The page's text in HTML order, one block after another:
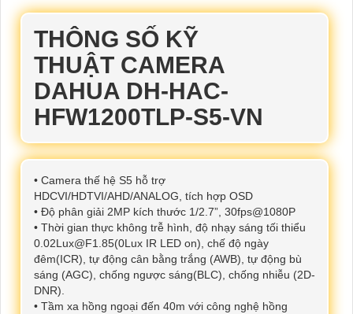
THÔNG SỐ KỸ
THUẬT CAMERA
DAHUA DH-HAC-
HFW1200TLP-S5-VN
• Camera thế hệ S5 hỗ trợ
HDCVI/HDTVI/AHD/ANALOG, tích hợp OSD
• Độ phân giải 2MP kích thước 1/2.7”, 30fps@1080P
• Thời gian thực không trễ hình, độ nhạy sáng tối thiểu
0.02Lux@F1.85(0Lux IR LED on), chế độ ngày
đêm(ICR), tự động cân bằng trắng (AWB), tự động bù
sáng (AGC), chống ngược sáng(BLC), chống nhiễu (2D-
DNR).
• Tầm xa hồng ngoại đến 40m với công nghệ hồng